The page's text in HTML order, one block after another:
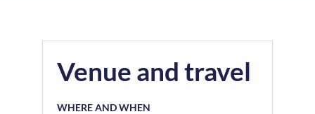
Venue and travel
WHERE AND WHEN